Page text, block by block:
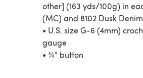
other] (163 yds/100g) in
(MC) and 8102 Dusk
• U.S. size G-6 (4mm)
gauge
• ¾" button